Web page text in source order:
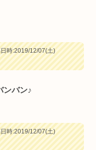
時:2019/12/07(土)
ンバン♪
時:2019/12/07(土)